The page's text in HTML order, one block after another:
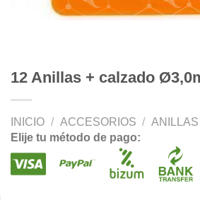
12 Anillas + calzado
INICIO / ACCESORIOS / ANILLAS
Elije tu método de pago: